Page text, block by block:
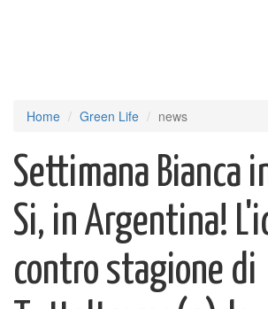
Home Green Life news
Settimana Bianca
Si, in Argentina!
contro stagione di